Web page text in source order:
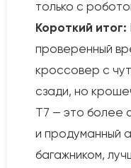
только с
Короткий итог:
проверенный
кроссовер с
сзади, но
T7 — это более
и продуманный
багажником,